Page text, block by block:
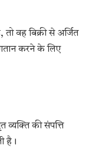
तो वह बिक्री से अर्जित
करने के लिए
व्यक्ति की संपत्ति
है।